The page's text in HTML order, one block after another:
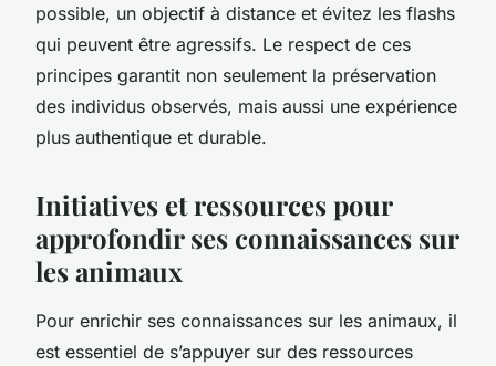
possible, un objectif à distance et évitez les flashs
qui peuvent être agressifs. Le respect de ces
principes garantit non seulement la préservation
des individus observés, mais aussi une expérience
plus authentique et durable.
Initiatives et ressources pour
approfondir ses connaissances sur
les animaux
Pour enrichir ses connaissances sur les animaux, il
est essentiel de s’appuyer sur des ressources